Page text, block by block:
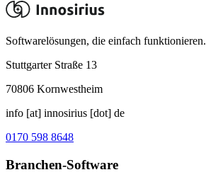
Softwarelösungen, die einfach funktionieren.
Stuttgarter Straße 13
70806 Kornwestheim
info [at] innosirius [dot] de
0170 598 8648
Branchen-Software